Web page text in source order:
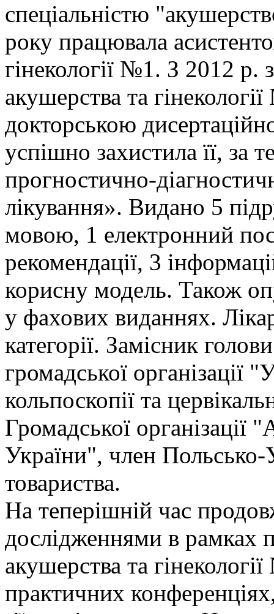
спеціальністю
року працювала
гінекології №1. З 2012 р.
акушерства та
докторською
успішно захистила її, за
прогностично-
лікування». Видано 5
мовою, 1 електронний
рекомендації, 3
корисну модель. Також
у фахових виданнях.
категорії. Замісник
громадської організації
кольпоскопії та
Громадської організації
України", член Польсько-
товариства.
На теперішній час
дослідженнями в рамках
акушерства та
практичних